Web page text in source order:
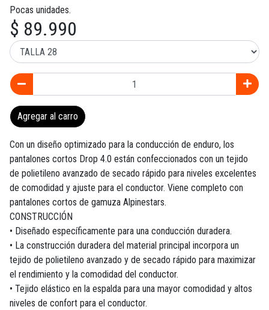
Pocas unidades.
$ 89.990
Agregar al carro
Con un diseño optimizado para la conducción de enduro, los
pantalones cortos Drop 4.0 están confeccionados con un tejido
de polietileno avanzado de secado rápido para niveles excelentes
de comodidad y ajuste para el conductor. Viene completo con
pantalones cortos de gamuza Alpinestars.
CONSTRUCCIÓN
• Diseñado específicamente para una conducción duradera.
• La construcción duradera del material principal incorpora un
tejido de polietileno avanzado y de secado rápido para maximizar
el rendimiento y la comodidad del conductor.
• Tejido elástico en la espalda para una mayor comodidad y altos
niveles de confort para el conductor.